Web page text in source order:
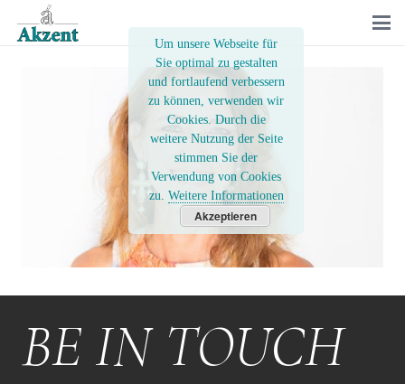
BE IN TOUCH
Um unsere Webseite für
Sie optimal zu gestalten
und fortlaufend verbessern
zu können, verwenden wir
Cookies. Durch die
weitere Nutzung der Seite
stimmen Sie der
Verwendung von Cookies
zu. Weitere Informationen
Akzeptieren